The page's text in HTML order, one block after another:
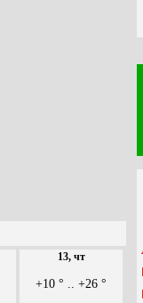
13, чт
+10 ° .. +26 °